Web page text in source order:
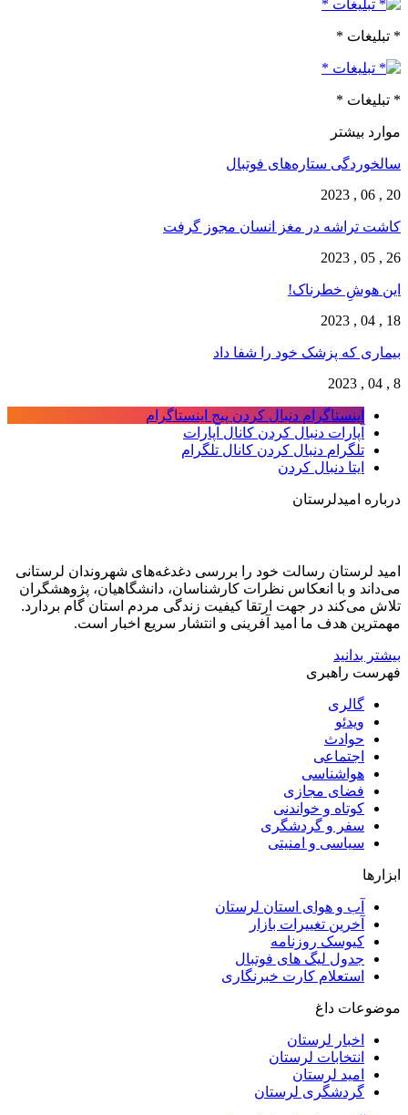
* تبلیغات *
* تبلیغات *
موارد بیشتر
سالخوردگی ستاره‌های فوتبال
20 , 06 , 2023
کاشت تراشه در مغز انسان مجوز گرفت
26 , 05 , 2023
این هوشِ خطرناک!
18 , 04 , 2023
بیماری که پزشک خود را شفا داد
8 , 04 , 2023
اینستاگرام دنبال کردن پیج اینستاگرام
آپارات دنبال کردن کانال آپارات
تلگرام دنبال کردن کانال تلگرام
ایتا دنبال کردن
درباره امیدلرستان
امید لرستان رسالت خود را بررسی دغدغه‌های شهروندان لرستانی
می‌داند و با انعکاس نظرات کارشناسان، دانشگاهیان، پژوهشگران
تلاش می‌کند در جهت ارتقا کیفیت زندگی مردم استان گام بردارد.
مهمترین هدف ما امید آفرینی و انتشار سریع اخبار است.
بیشتر بدانید
فهرست راهبری
گالری
ویدئو
حوادث
اجتماعی
هواشناسی
فضای مجازی
کوتاه و خواندنی
سفر و گردشگری
سیاسی و امنیتی
ابزارها
آب و هوای استان لرستان
آخرین تغییرات بازار
کیوسک روزنامه
جدول لیگ های فوتبال
استعلام کارت خبرنگاری
موضوعات داغ
اخبار لرستان
انتخابات لرستان
امید لرستان
گردشگری لرستان